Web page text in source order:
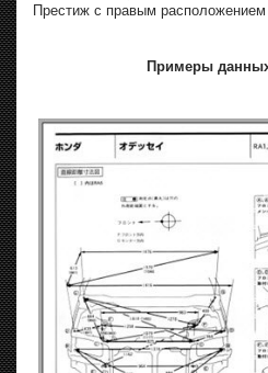
Престиж с правым
Примеры